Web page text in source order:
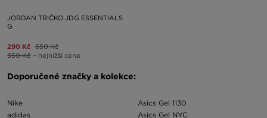
JORDAN TRIČKO JDG ESSENTIALS
G
290 Kč 650 Kč
350 Kč – nejnižší cena
Doporučené značky a kolekce:
Nike
adidas
Asics Gel 1130
Asics Gel NYC